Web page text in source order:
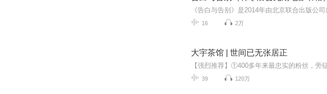
16 2万
大宇茶馆 | 世间已无张居正
39 120万